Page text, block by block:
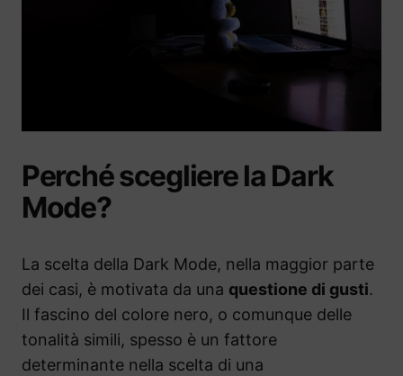
Perché scegliere la Dark
Mode?
La scelta della Dark Mode, nella maggior parte
dei casi, è motivata da una questione di gusti.
Il fascino del colore nero, o comunque delle
tonalità simili, spesso è un fattore
determinante nella scelta di una